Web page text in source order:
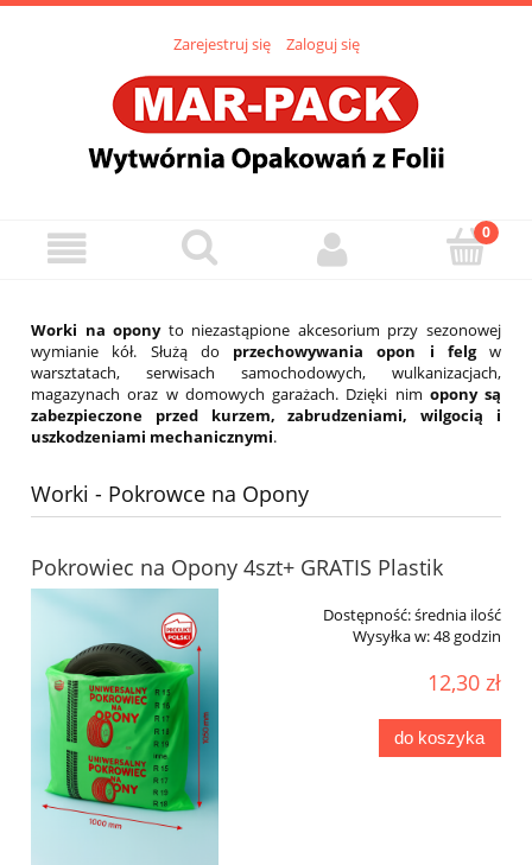
Zarejestruj się Zaloguj się
Worki na oponyto niezastąpione akcesorium przy sezonowej
wymianie kół. Służą do przechowywania opon i felgw
warsztatach, serwisach samochodowych, wulkanizacjach,
magazynach oraz w domowych garażach. Dzięki nim opony są
zabezpieczone przed kurzem, zabrudzeniami, wilgocią i
uszkodzeniami mechanicznymi.
Worki - Pokrowce na Opony
Pokrowiec na Opony 4szt+ GRATIS Plastik
Dostępność:średnia ilość
Wysyłka w:48 godzin
12,30 zł
do koszyka